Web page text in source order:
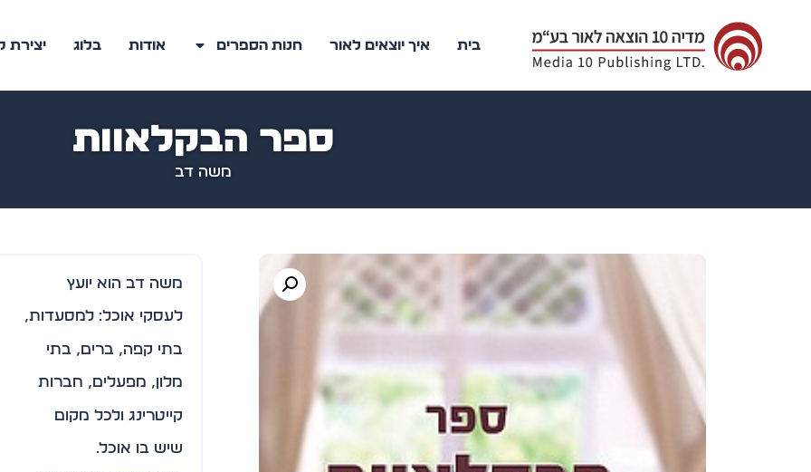
בית איך יוצאים לאור חנות הספרים אודות בלוג יצירת
ספר הבקלאוות
משה דב
משה דב הוא יועץ
לעסקי אוכל: למסעדות,
בתי קפה, ברים, בתי
מלון, מפעלים, חברות
קייטרינג ולכל מקום
שיש בו אוכל.